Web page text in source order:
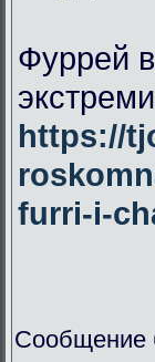
Фуррей
https://
furri-i-
Сообщение